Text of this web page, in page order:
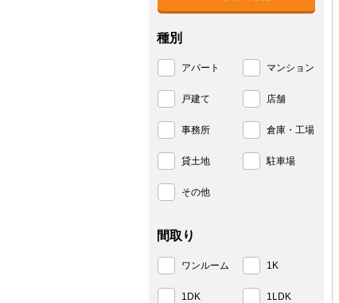
種別
アパート マンション
戸建て 店舗
事務所 倉庫・工場
貸土地 駐車場
その他
間取り
ワンルーム 1K
1DK 1LDK